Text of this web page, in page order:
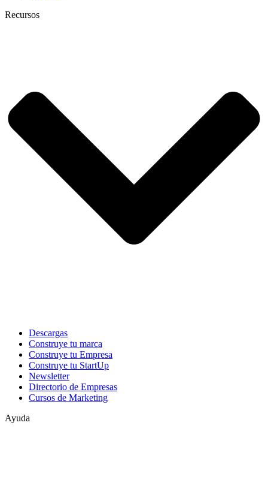
Recursos
Descargas
Construye tu marca
Construye tu Empresa
Construye tu StartUp
Newsletter
Directorio de Empresas
Cursos de Marketing
Ayuda